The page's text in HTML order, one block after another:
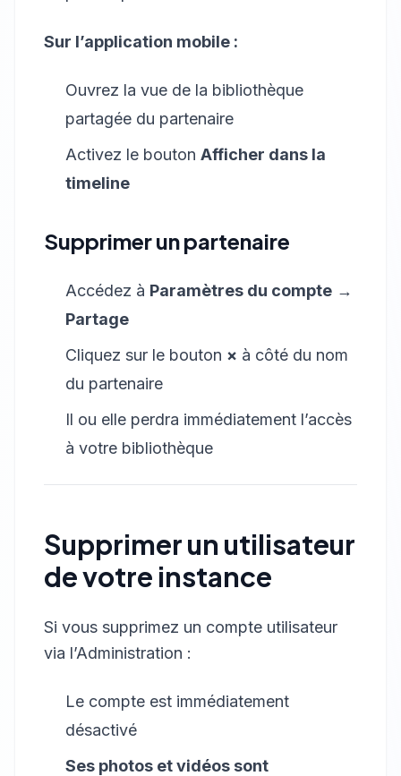
Sur l’application mobile :
Ouvrez la vue de la bibliothèque
partagée du partenaire
Activez le bouton Afficher dans la
timeline
Supprimer un partenaire
Accédez à Paramètres du compte →
Partage
Cliquez sur le bouton × à côté du nom
du partenaire
Il ou elle perdra immédiatement l’accès
à votre bibliothèque
Supprimer un utilisateur
de votre instance
Si vous supprimez un compte utilisateur
via l’Administration :
Le compte est immédiatement
désactivé
Ses photos et vidéos sont